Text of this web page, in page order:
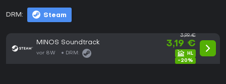
DRM: Steam
MINOS Soundtrack
vor 8W DRM:
3,99 €
3,19 €
-20%